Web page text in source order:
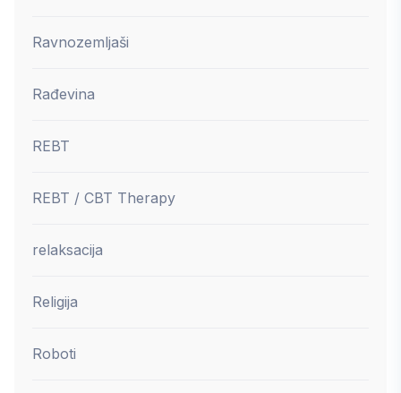
Ravnozemljaši
Rađevina
REBT
REBT / CBT Therapy
relaksacija
Religija
Roboti